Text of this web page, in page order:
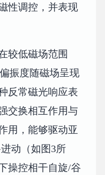
性调控，并表现
低磁场范围
振度随磁场呈现
反常磁光响应表
交换相互作用与
用，能够驱动亚
动（如图3所
操控相干自旋/谷